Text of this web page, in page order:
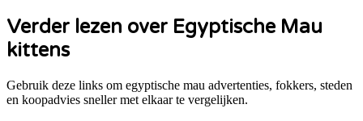
Verder lezen over Egyptische Mau
kittens
Gebruik deze links om egyptische mau advertenties, fokkers, steden
en koopadvies sneller met elkaar te vergelijken.